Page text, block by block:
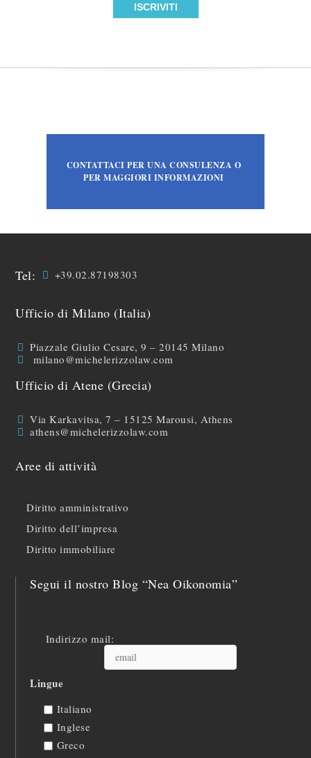
CONTATTACI PER UNA CONSULENZA O
PER MAGGIORI INFORMAZIONI
Tel: +39.02.87198303
Ufficio di Milano (Italia)
Piazzale Giulio Cesare, 9 – 20145 Milano
milano@michelerizzolaw.com
Ufficio di Atene (Grecia)
Via Karkavitsa, 7 – 15125 Marousi, Athens
athens@michelerizzolaw.com
Aree di attività
Diritto amministrativo
Diritto dell’impresa
Diritto immobiliare
Segui il nostro Blog “Nea Oikonomia”
Indirizzo mail:
Lingue
Italiano
Inglese
Greco